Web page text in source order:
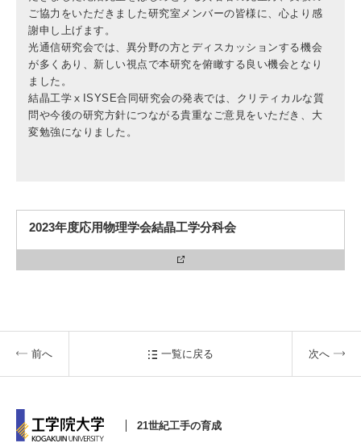
ご協力をいただきました研究室メンバーの皆様に、心より感
謝申し上げます。
光通信研究会では、異分野の方とディスカッションする機会
が多くあり、新しい視点で本研究を俯瞰する良い機会となり
ました。
結晶工学ⅹISYSE合同研究会の発表では、クリティカルな質
問や今後の研究方針につながる貴重なご意見をいただき、大
変勉強になりました。
2023年度応用物理学会結晶工学分科会
前へ 一覧に戻る 次へ
21世紀工手の育成